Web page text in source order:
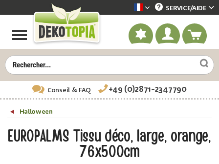
Dekotopia französisch
SERVICE/AIDE
Conseil& FAQ +49 (0)2871-2347790
Halloween
EUROPALMS Tissu déco, large, orange,
76x500cm